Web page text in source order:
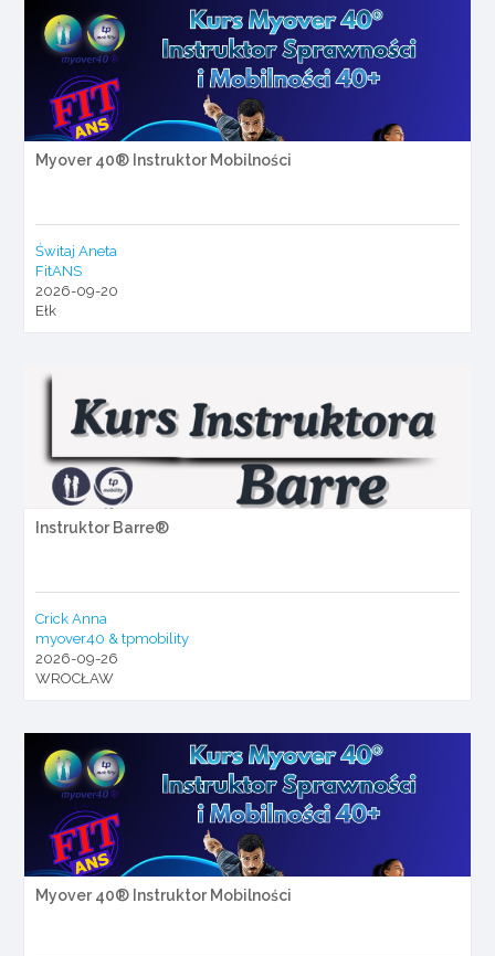
Myover 40® Instruktor Mobilności
Świtaj Aneta
FitANS
2026-09-20
Ełk
Instruktor Barre®
Crick Anna
myover40 & tpmobility
2026-09-26
WROCŁAW
Myover 40® Instruktor Mobilności